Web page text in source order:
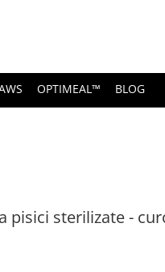
OPTIMEAL™ BLOG
pisici sterilizate -